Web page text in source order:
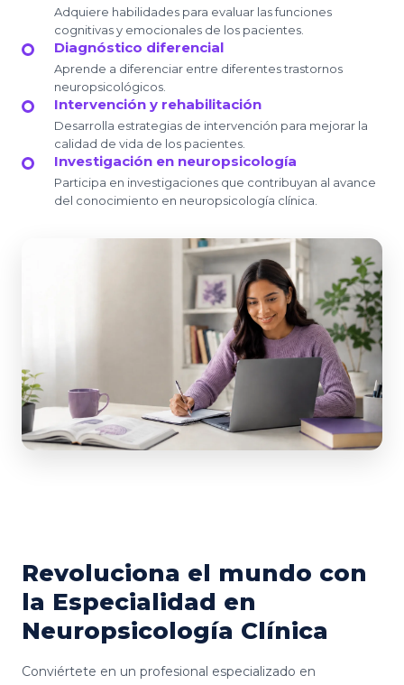
Adquiere habilidades para evaluar las funciones
cognitivas y emocionales de los pacientes.
Diagnóstico diferencial
Aprende a diferenciar entre diferentes trastornos
neuropsicológicos.
Intervención y rehabilitación
Desarrolla estrategias de intervención para mejorar la
calidad de vida de los pacientes.
Investigación en neuropsicología
Participa en investigaciones que contribuyan al avance
del conocimiento en neuropsicología clínica.
Revoluciona el mundo con
la Especialidad en
Neuropsicología Clínica
Conviértete en un profesional especializado en